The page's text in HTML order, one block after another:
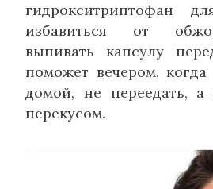
гидрокситриптофан
избавиться от
выпивать капсулу
поможет вечером,
домой, не переедать,
перекусом.